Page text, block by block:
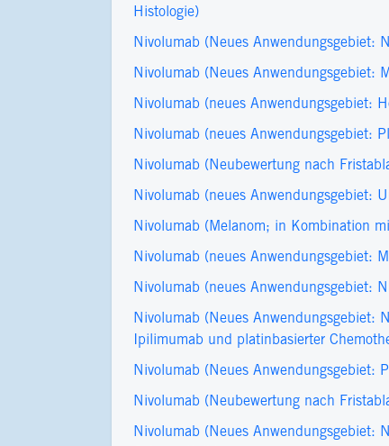
Histologie)
Nivolumab (Neues Anwendungsgebiet:
Nivolumab (Neues Anwendungsgebiet:
Nivolumab (neues Anwendungsgebiet:
Nivolumab (neues Anwendungsgebiet:
Nivolumab (Neubewertung nach
Nivolumab (neues Anwendungsgebiet:
Nivolumab (Melanom; in Kombination
Nivolumab (neues Anwendungsgebiet:
Nivolumab (neues Anwendungsgebiet:
Nivolumab (Neues Anwendungsgebiet:
Ipilimumab und platinbasierter
Nivolumab (Neues Anwendungsgebiet:
Nivolumab (Neubewertung nach
Nivolumab (Neues Anwendungsgebiet: